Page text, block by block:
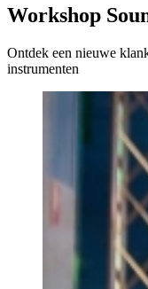
Workshop
Ontdek een nieuwe
instrumenten